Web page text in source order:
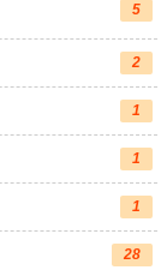
5
2
1
1
1
28